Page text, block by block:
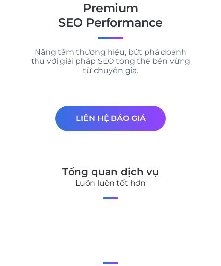
Premium
SEO Performance
Nâng tầm thương hiệu, bứt phá doanh
thu với giải pháp SEO tổng thể bền vững
từ chuyên gia.
LIÊN HỆ BÁO GIÁ
Tổng quan dịch vụ
Luôn luôn tốt hơn